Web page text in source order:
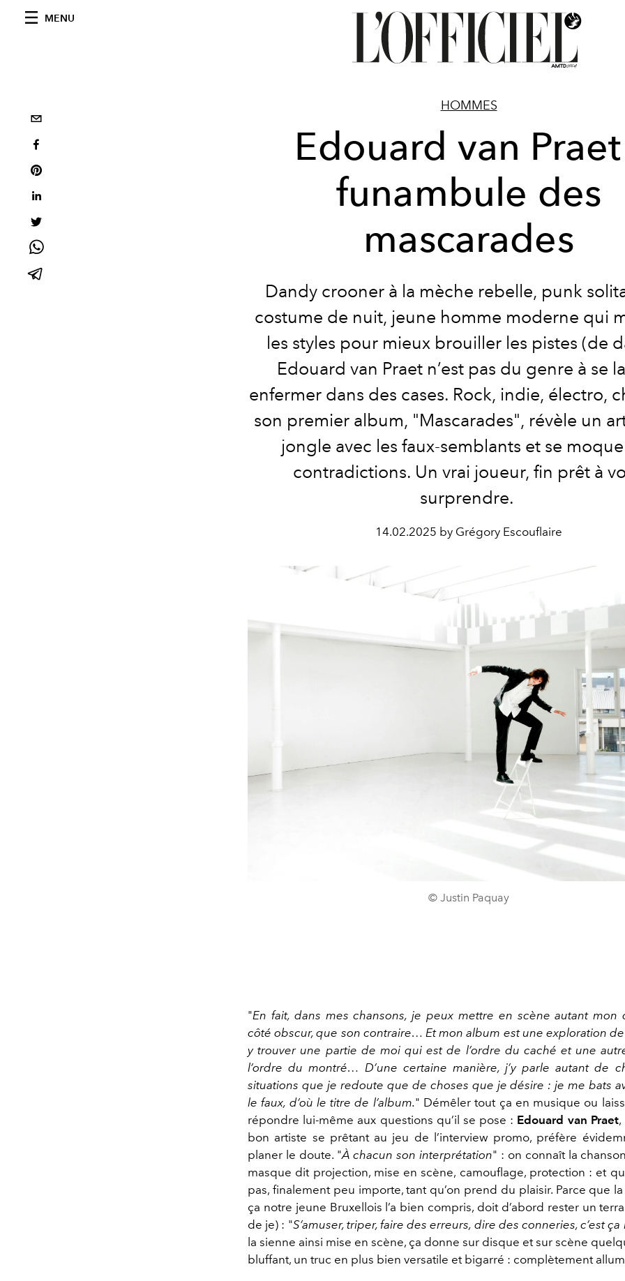
MENU
HOMMES
Edouard van
funambule des
mascarades
Dandy crooner à la mèche rebelle, punk
costume de nuit, jeune homme moderne qui
les styles pour mieux brouiller les pistes (de
Edouard van Praet n’est pas du genre à se
enfermer dans des cases. Rock, indie, électro,
son premier album, "Mascarades", révèle un
jongle avec les faux-semblants et se
contradictions. Un vrai joueur, fin prêt à
surprendre.
14.02.2025 by Grégory Escouflaire
© Justin Paquay
"En fait, dans mes chansons, je peux mettre en scène autant mon
côté obscur, que son contraire… Et mon album est une exploration
y trouver une partie de moi qui est de l’ordre du caché et une
l’ordre du montré… D’une certaine manière, j’y parle autant de
situations que je redoute que de choses que je désire : je me bats
le faux, d’où le titre de l’album." Démêler tout ça en musique ou
répondre lui-même aux questions qu’il se pose : Edouard van Praet,
bon artiste se prêtant au jeu de l’interview promo, préfère
planer le doute. "À chacun son interprétation" : on connaît la
masque dit projection, mise en scène, camouflage, protection : et
pas, finalement peu importe, tant qu’on prend du plaisir. Parce que
ça notre jeune Bruxellois l’a bien compris, doit d’abord rester un
de je) : "S’amuser, triper, faire des erreurs, dire des conneries, c’est ça
la sienne ainsi mise en scène, ça donne sur disque et sur scène
bluffant, un truc en plus bien versatile et bigarré : complètement